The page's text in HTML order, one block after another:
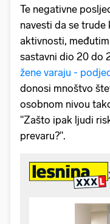
Te negativne
navesti da se
aktivnosti,
sastavni dio 20 do
žene varaju -
donosi mnoštvo
osobnom nivou
"Zašto ipak ljudi
prevaru?".